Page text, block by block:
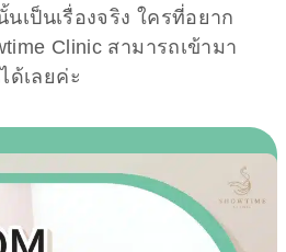
เป็นเรื่องจริง ใครที่อยาก
Clinic สามารถเข้ามา
เลยค่ะ